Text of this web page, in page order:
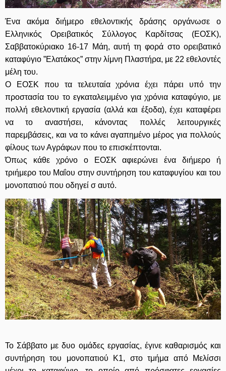
Ένα ακόμα διήμερο εθελοντικής δράσης οργάνωσε ο
Ελληνικός Ορειβατικός Σύλλογος Καρδίτσας (ΕΟΣΚ),
Σαββατοκύριακο 16-17 Μάη, αυτή τη φορά στο ορειβατικό
καταφύγιο ”Ελατάκος” στην λίμνη Πλαστήρα, με 22 εθελοντές
μέλη του.
Ο ΕΟΣΚ που τα τελευταία χρόνια έχει πάρει υπό την
προστασία του το εγκαταλειμμένο για χρόνια καταφύγιο, με
πολλή εθελοντική εργασία (αλλά και έξοδα), έχει καταφέρει
να το αναστήσει, κάνοντας πολλές λειτουργικές
παρεμβάσεις, και να το κάνει αγαπημένο μέρος για πολλούς
φίλους των Αγράφων που το επισκέπτονται.
Όπως κάθε χρόνο ο ΕΟΣΚ αφιερώνει ένα διήμερο ή
τριήμερο του Μαΐου στην συντήρηση του καταφυγίου και του
μονοπατιού που οδηγεί σ αυτό.
Το Σάββατο με δυο ομάδες εργασίας, έγινε καθαρισμός και
συντήρηση του μονοπατιού Κ1, στο τμήμα από Μελίσσι